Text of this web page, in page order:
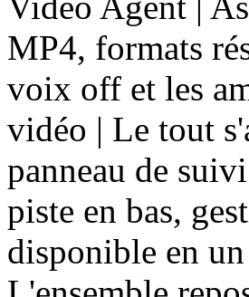
MP4, formats
voix off et les
vidéo | Le tout
panneau de
piste en bas,
disponible en